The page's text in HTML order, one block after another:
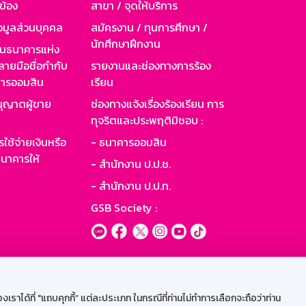
ได้ที่ "แถบคุกกี้” แต่ละประเภท ในกรณีที่ท่านไม่ทำการเลือกจะถือว่าท่าน
อง
มูลส่วนบุคคล
นาคารแห่ง
ายมือชื่อกำกับ
รออมสิน
ญาตผู้ขาย
ช้จ่ายเงินหรือ
คารให้
สาขา / จุดให้บริการ
สมัครงาน / ทุนการศึกษา /
นักศึกษาฝึกงาน
รายงานและช่องทางการร้อง
เรียน
ช่องทางแจ้งเรื่องร้องเรียน การ
ทุจริตและประพฤติมิชอบ :
- ธนาคารออมสิน
- สำนักงาน ป.ป.ช.
- สำนักงาน ป.ป.ท.
GSB Society :